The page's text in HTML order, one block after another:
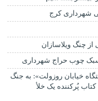
شهرداری کرج
سبک چوب حراج شهرداری
خیابان روزولت»: به جنگ
کتاب پُرکننده‌ یک خلأ